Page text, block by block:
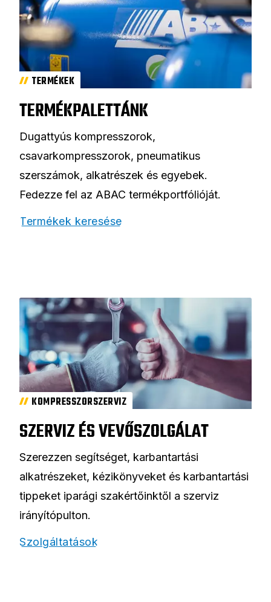
TERMÉKEK
TERMÉKPALETTÁNK
Dugattyús kompresszorok,
csavarkompresszorok, pneumatikus
szerszámok, alkatrészek és egyebek.
Fedezze fel az ABAC termékportfólióját.
Termékek keresése
KOMPRESSZORSZERVIZ
SZERVIZ ÉS VEVŐSZOLGÁLAT
Szerezzen segítséget, karbantartási
alkatrészeket, kézikönyveket és karbantartási
tippeket iparági szakértőinktől a szerviz
irányítópulton.
Szolgáltatások